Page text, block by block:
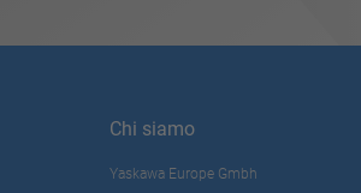
Chi siamo
Yaskawa Europe Gmbh